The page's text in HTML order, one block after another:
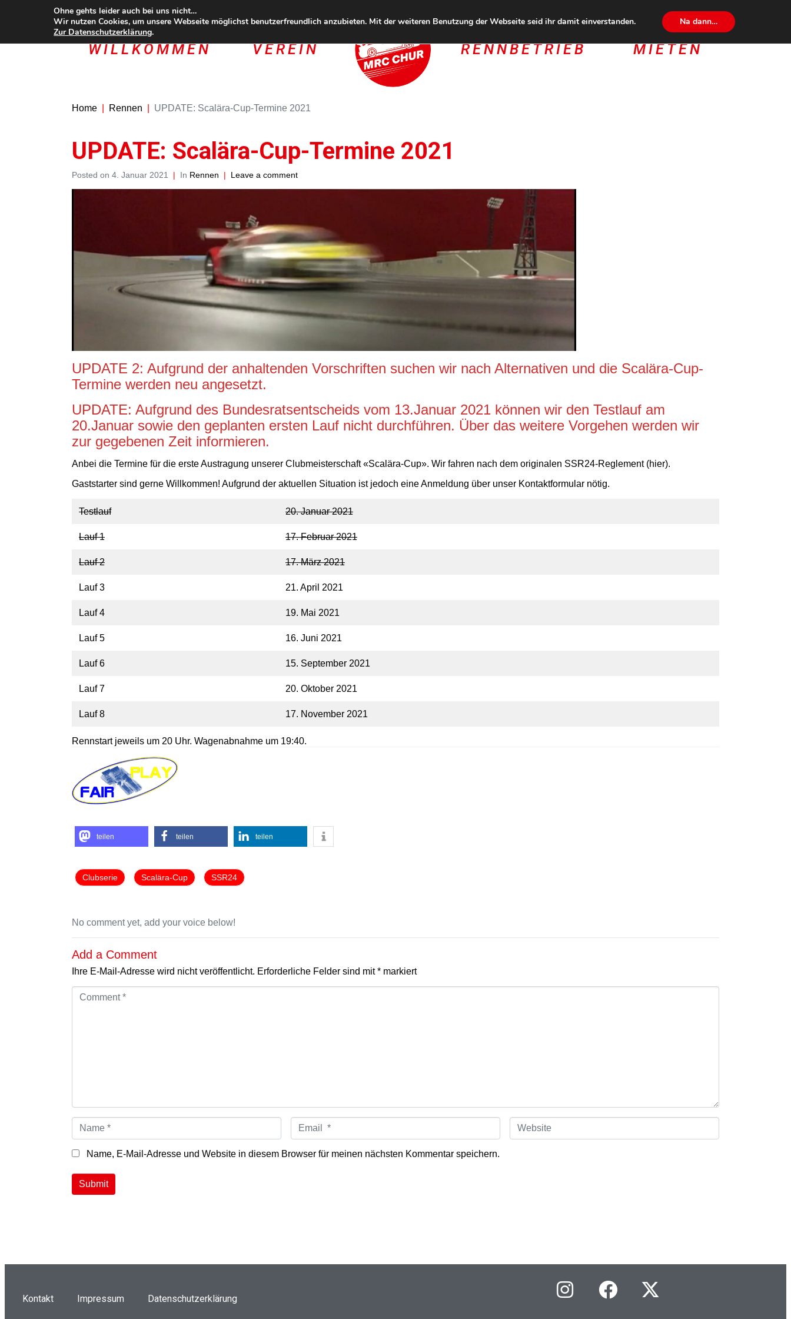
WILLKOMMEN VEREIN RENNBETRIEB MIETEN
Home Rennen UPDATE: Scalära-Cup-Termine 2021
UPDATE: Scalära-Cup-Termine 2021
Posted on 4. Januar 2021 In Rennen Leave a comment
UPDATE 2: Aufgrund der anhaltenden Vorschriften suchen wir nach Alternativen und die Scalära-Cup-
Termine werden neu angesetzt.
UPDATE: Aufgrund des Bundesratsentscheids vom 13.Januar 2021 können wir den Testlauf am
20.Januar sowie den geplanten ersten Lauf nicht durchführen. Über das weitere Vorgehen werden wir
zur gegebenen Zeit informieren.
Anbei die Termine für die erste Austragung unserer Clubmeisterschaft «Scalära-Cup». Wir fahren nach dem originalen SSR24-Reglement (hier).
Gaststarter sind gerne Willkommen! Aufgrund der aktuellen Situation ist jedoch eine Anmeldung über unser Kontaktformular nötig.
Testlauf 20. Januar 2021
Lauf 1 17. Februar 2021
Lauf 2 17. März 2021
Lauf 3 21. April 2021
Lauf 4 19. Mai 2021
Lauf 5 16. Juni 2021
Lauf 6 15. September 2021
Lauf 7 20. Oktober 2021
Lauf 8 17. November 2021
Rennstart jeweils um 20 Uhr. Wagenabnahme um 19:40.
teilen teilen teilen
Clubserie Scalära-Cup SSR24
No comment yet, add your voice below!
Add a Comment
Ihre E-Mail-Adresse wird nicht veröffentlicht. Erforderliche Felder sind mit* markiert
C
N
m
e
E
a
i
W
b
Name, E-Mail-Adresse und Website in diesem Browser für meinen nächsten Kommentar speichern.
Submit
Kontakt Impressum Datenschutzerklärung
Ohne gehts leider auch bei uns nicht…
Wir nutzen Cookies, um unsere Webseite möglichst benutzerfreundlich anzubieten. Mit der weiteren Benutzung der Webseite seid ihr damit einverstanden.
Zur Datenschutzerklärung.
Na dann…